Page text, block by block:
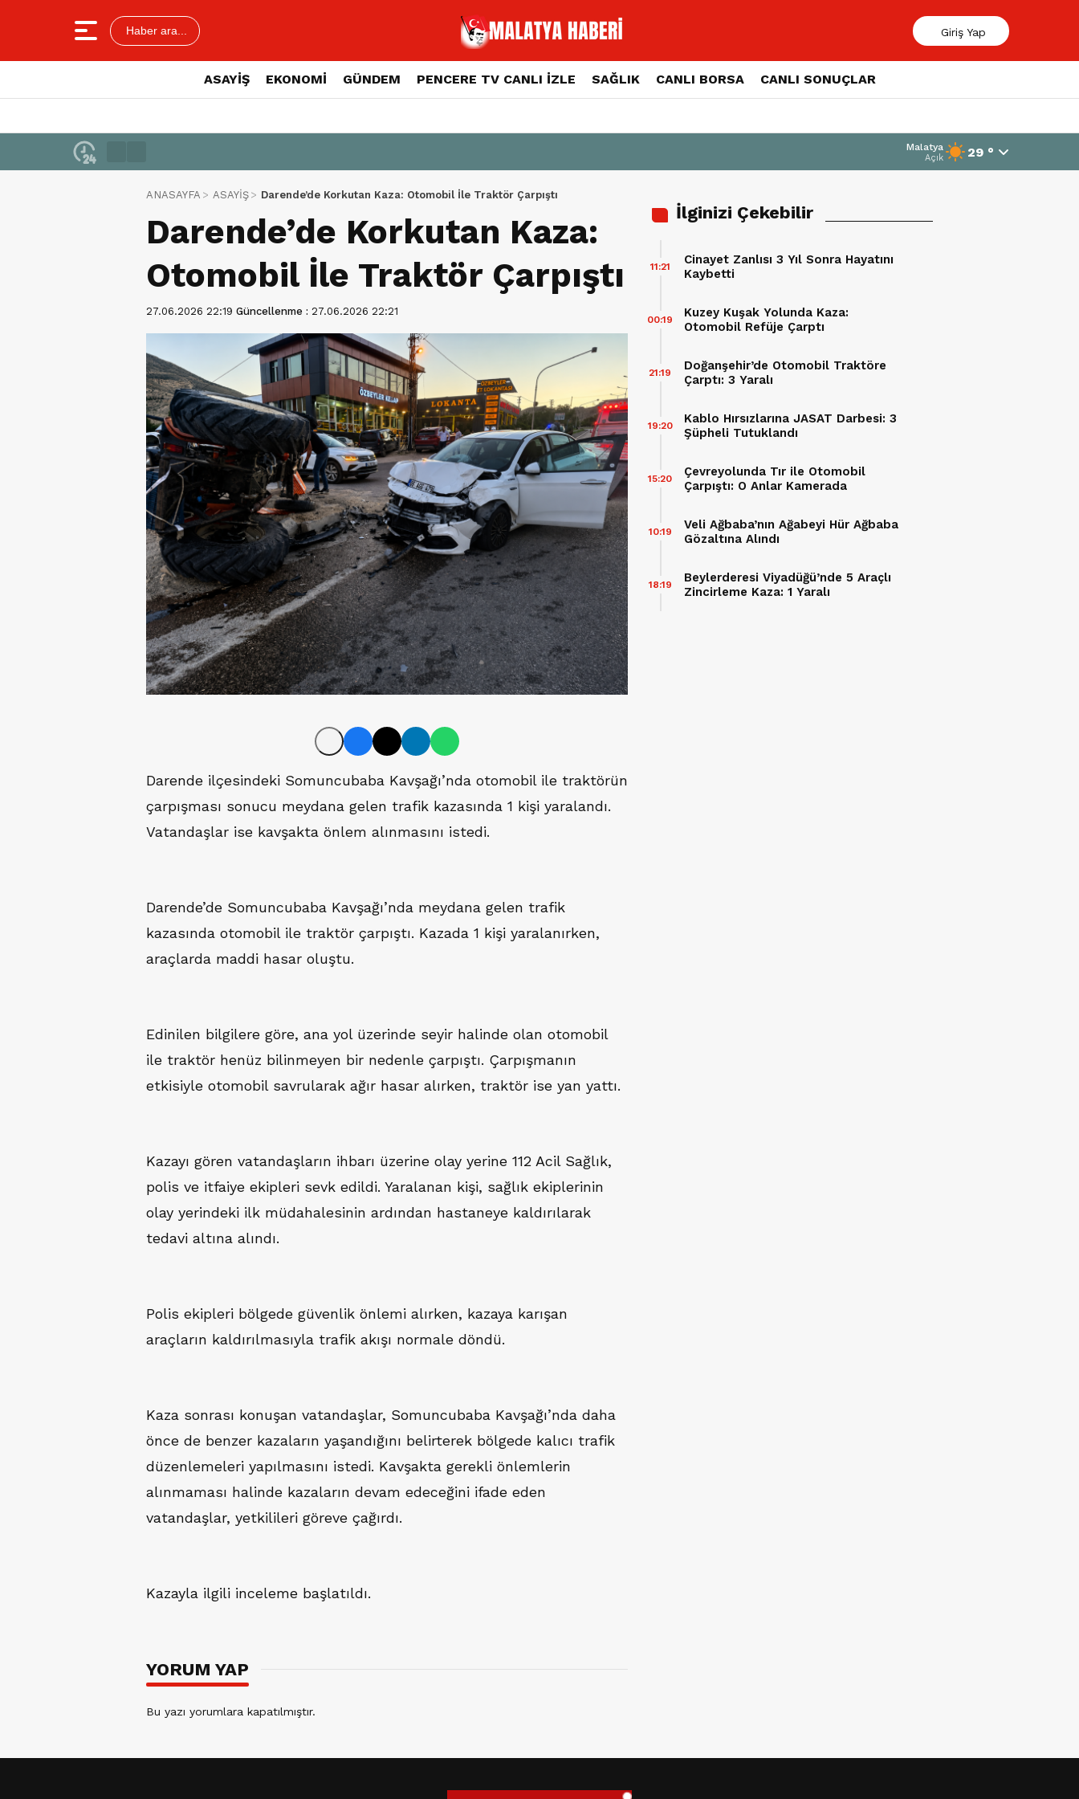
Haber ara... Giriş Yap
ASAYİŞ EKONOMİ GÜNDEM PENCERE TV CANLI İZLE SAĞLIK CANLI BORSA CANLI SONUÇLAR
Malatya
Açık 29 °
ANASAYFA ASAYİŞ Darende’de Korkutan Kaza: Otomobil İle Traktör Çarpıştı
Darende’de Korkutan Kaza:
Otomobil İle Traktör Çarpıştı
27.06.2026 22:19 Güncellenme : 27.06.2026 22:21
Darende ilçesindeki Somuncubaba Kavşağı’nda otomobil ile traktörün
çarpışması sonucu meydana gelen trafik kazasında 1 kişi yaralandı.
Vatandaşlar ise kavşakta önlem alınmasını istedi.
Darende’de Somuncubaba Kavşağı’nda meydana gelen trafik
kazasında otomobil ile traktör çarpıştı. Kazada 1 kişi yaralanırken,
araçlarda maddi hasar oluştu.
Edinilen bilgilere göre, ana yol üzerinde seyir halinde olan otomobil
ile traktör henüz bilinmeyen bir nedenle çarpıştı. Çarpışmanın
etkisiyle otomobil savrularak ağır hasar alırken, traktör ise yan yattı.
Kazayı gören vatandaşların ihbarı üzerine olay yerine 112 Acil Sağlık,
polis ve itfaiye ekipleri sevk edildi. Yaralanan kişi, sağlık ekiplerinin
olay yerindeki ilk müdahalesinin ardından hastaneye kaldırılarak
tedavi altına alındı.
Polis ekipleri bölgede güvenlik önlemi alırken, kazaya karışan
araçların kaldırılmasıyla trafik akışı normale döndü.
Kaza sonrası konuşan vatandaşlar, Somuncubaba Kavşağı’nda daha
önce de benzer kazaların yaşandığını belirterek bölgede kalıcı trafik
düzenlemeleri yapılmasını istedi. Kavşakta gerekli önlemlerin
alınmaması halinde kazaların devam edeceğini ifade eden
vatandaşlar, yetkilileri göreve çağırdı.
Kazayla ilgili inceleme başlatıldı.
YORUM YAP
Bu yazı yorumlara kapatılmıştır.
İlginizi Çekebilir
Cinayet Zanlısı 3 Yıl Sonra Hayatını
Kaybetti
11:21
Kuzey Kuşak Yolunda Kaza:
Otomobil Refüje Çarptı
00:19
Doğanşehir’de Otomobil Traktöre
Çarptı: 3 Yaralı
21:19
Kablo Hırsızlarına JASAT Darbesi: 3
Şüpheli Tutuklandı
19:20
Çevreyolunda Tır ile Otomobil
Çarpıştı: O Anlar Kamerada
15:20
Veli Ağbaba’nın Ağabeyi Hür Ağbaba
Gözaltına Alındı
10:19
Beylerderesi Viyadüğü’nde 5 Araçlı
Zincirleme Kaza: 1 Yaralı
18:19